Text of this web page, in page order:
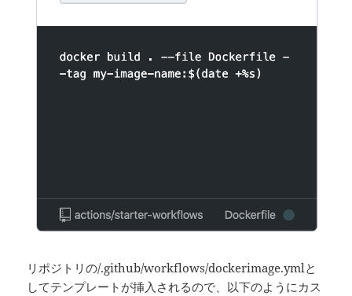
リポジトリの/.github/workflows/dockerimage.ymlと
してテンプレートが挿入されるので、以下のようにカス